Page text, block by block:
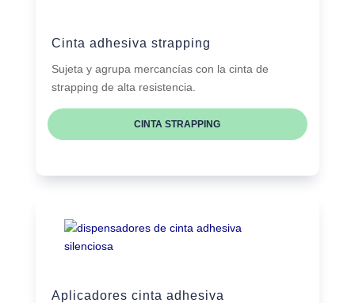
Cinta adhesiva strapping
Sujeta y agrupa mercancías con la cinta de
strapping de alta resistencia.
CINTA STRAPPING
Aplicadores cinta adhesiva